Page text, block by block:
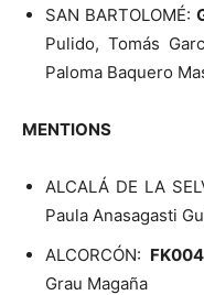
SAN BARTOLOMÉ:
Pulido, Tomás
Paloma Baquero
MENTIONS
ALCALÁ DE LA
Paula Anasagasti
ALCORCÓN:
Grau Magaña